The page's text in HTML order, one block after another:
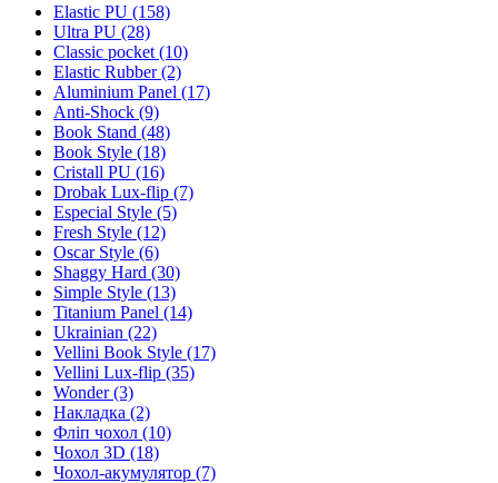
Elastic PU (158)
Ultra PU (28)
Classic pocket (10)
Elastic Rubber (2)
Aluminium Panel (17)
Anti-Shock (9)
Book Stand (48)
Book Style (18)
Cristall PU (16)
Drobak Lux-flip (7)
Especial Style (5)
Fresh Style (12)
Oscar Style (6)
Shaggy Hard (30)
Simple Style (13)
Titanium Panel (14)
Ukrainian (22)
Vellini Book Style (17)
Vellini Lux-flip (35)
Wonder (3)
Накладка (2)
Фліп чохол (10)
Чохол 3D (18)
Чохол-акумулятор (7)